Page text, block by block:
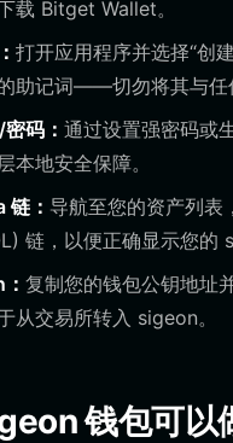
载 Bitget Wallet。
打开应用程序并选择“创
助记词——切勿将其与任
码： 通过设置强密码或
本地安全保障。
链： 导航至您的资产列表
链，以便正确显示您的
复制您的钱包公钥地址
从交易所转入 sigeon。
钱包可以